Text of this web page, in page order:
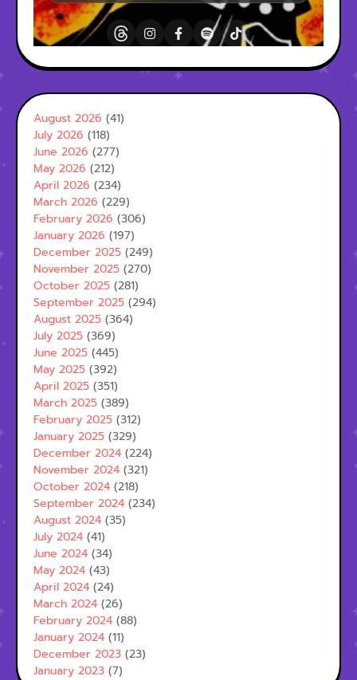
August 2026 (41)
July 2026 (118)
June 2026 (277)
May 2026 (212)
April 2026 (234)
March 2026 (229)
February 2026 (306)
January 2026 (197)
December 2025 (249)
November 2025 (270)
October 2025 (281)
September 2025 (294)
August 2025 (364)
July 2025 (369)
June 2025 (445)
May 2025 (392)
April 2025 (351)
March 2025 (389)
February 2025 (312)
January 2025 (329)
December 2024 (224)
November 2024 (321)
October 2024 (218)
September 2024 (234)
August 2024 (35)
July 2024 (41)
June 2024 (34)
May 2024 (43)
April 2024 (24)
March 2024 (26)
February 2024 (88)
January 2024 (11)
December 2023 (23)
January 2023 (7)